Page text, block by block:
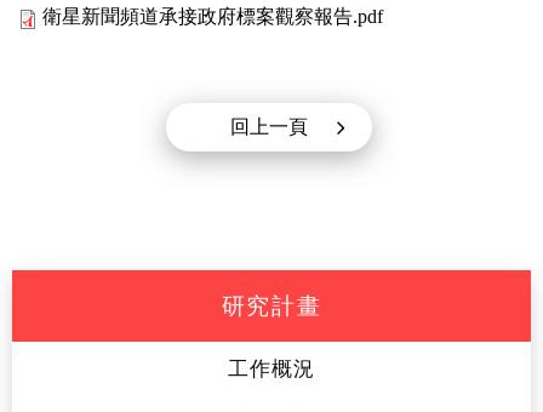
衛星新聞頻道承接政府標案觀察報告.pdf
回上一頁
研究計畫
工作概況